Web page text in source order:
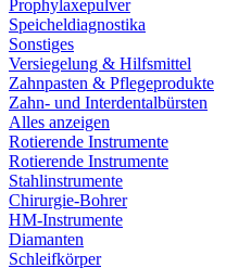
Prophylaxepulver
Speicheldiagnostika
Sonstiges
Versiegelung & Hilfsmittel
Zahnpasten & Pflegeprodukte
Zahn- und Interdentalbürsten
Alles anzeigen
Rotierende Instrumente
Rotierende Instrumente
Stahlinstrumente
Chirurgie-Bohrer
HM-Instrumente
Diamanten
Schleifkörper